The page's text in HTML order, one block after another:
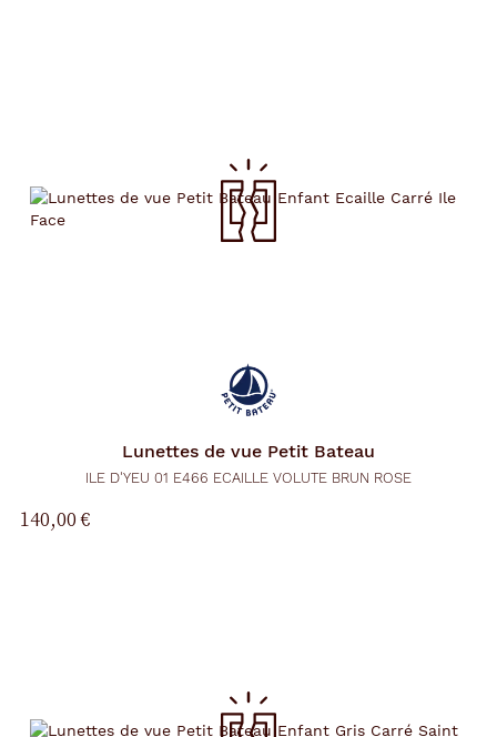
Lunettes de vue Petit Bateau
ILE D'YEU 01 E466 ECAILLE VOLUTE BRUN ROSE
140,00 €